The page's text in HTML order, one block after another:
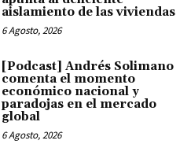
aislamiento de las viviendas
6 Agosto, 2026
[Podcast] Andrés Solimano
comenta el momento
económico nacional y
paradojas en el mercado
global
6 Agosto, 2026